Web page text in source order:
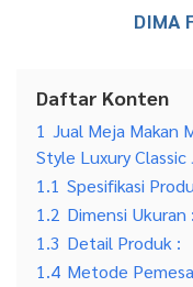
DIMA
Daftar Konten
1 Jual Meja Makan
Style Luxury
1.1 Spesifikasi
1.2 Dimensi Ukuran :
1.3 Detail Produk :
1.4 Metode